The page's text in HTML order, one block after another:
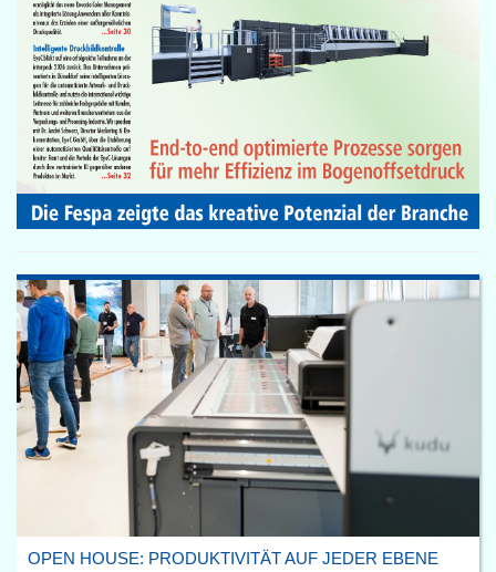
OPEN HOUSE: PRODUKTIVITÄT AUF JEDER EBENE